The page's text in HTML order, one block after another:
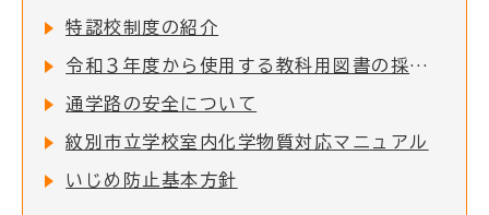
特認校制度の紹介
令和３年度から使用する教科用図書の採択結果について
通学路の安全について
紋別市立学校室内化学物質対応マニュアル
いじめ防止基本方針